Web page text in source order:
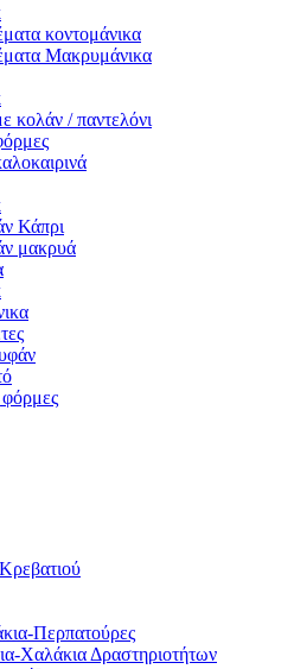
κοντομάνικα
Μακρυμάνικα
κολάν / παντελόνι
Κάπρι
μακρυά
Περπατούρες
Χαλάκια Δραστηριοτήτων